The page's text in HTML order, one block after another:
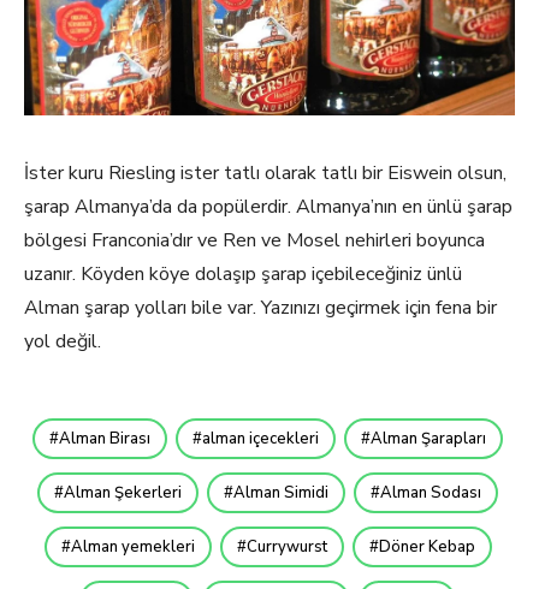
İster kuru Riesling ister tatlı olarak tatlı bir Eiswein olsun,
şarap Almanya’da da popülerdir. Almanya’nın en ünlü şarap
bölgesi Franconia’dır ve Ren ve Mosel nehirleri boyunca
uzanır. Köyden köye dolaşıp şarap içebileceğiniz ünlü
Alman şarap yolları bile var. Yazınızı geçirmek için fena bir
yol değil.
Alman Birası alman içecekleri Alman Şarapları
Alman Şekerleri Alman Simidi Alman Sodası
Alman yemekleri Currywurst Döner Kebap